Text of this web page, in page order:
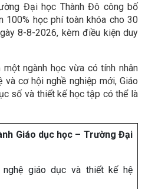
Đại học Thành Đô công bố
100% học phí toàn khóa cho 30
8-8-2026, kèm điều kiện duy
ngành học vừa có tính nhân
cơ hội nghề nghiệp mới, Giáo
số và thiết kế học tập có thể là
Giáo dục học – Trường Đại
nghệ giáo dục và thiết kế hệ